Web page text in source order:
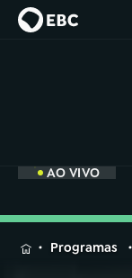
AO VIVO
MENUProgramas